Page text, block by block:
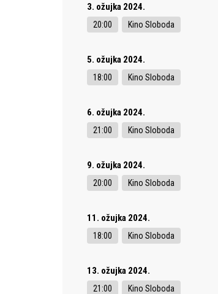
3. ožujka 2024.
20:00 Kino Sloboda
5. ožujka 2024.
18:00 Kino Sloboda
6. ožujka 2024.
21:00 Kino Sloboda
9. ožujka 2024.
20:00 Kino Sloboda
11. ožujka 2024.
18:00 Kino Sloboda
13. ožujka 2024.
21:00 Kino Sloboda